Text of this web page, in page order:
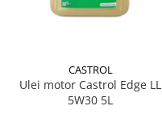
CASTROL
Ulei motor Castrol Edge LL
5W30 5L